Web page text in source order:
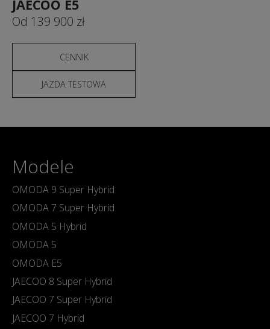
JAECOO E5
Od 139 900 zł
CENNIK
JAZDA TESTOWA
Modele
OMODA 9 Super Hybrid
OMODA 7 Super Hybrid
OMODA 5 Hybrid
OMODA 5
OMODA E5
JAECOO 8 Super Hybrid
JAECOO 7 Super Hybrid
JAECOO 7 Hybrid